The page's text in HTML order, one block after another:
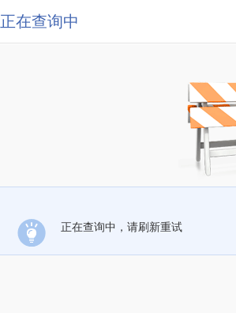
正在查询中
正在查询中，请刷新重试